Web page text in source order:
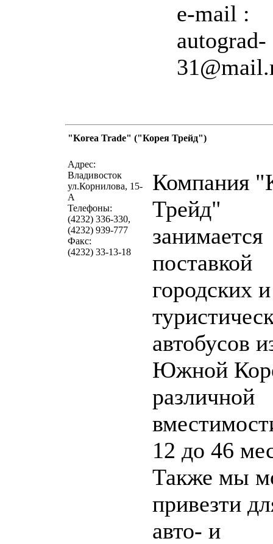
e-mail :
autograd-
"Korea Trade" ("Корея Трейд")
Адрес:
Владивосток
ул.Корнилова, 15-
А
Телефоны:
(4232) 336-330,
(4232) 939-777
Факс:
(4232) 33-13-18
Компания
Трейд"
занимается
поставкой
городских и
автобусов
Южной
различной
12 до 46
Также мы
привезти
авто- и